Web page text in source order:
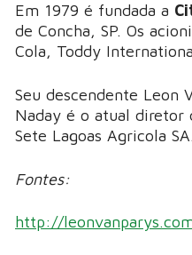
Em 1979 é fundada a
de Concha, SP. Os
Cola, Toddy
Seu descendente Leon
Naday é o atual diretor
Sete Lagoas Agricola SA.
Fontes:
http://